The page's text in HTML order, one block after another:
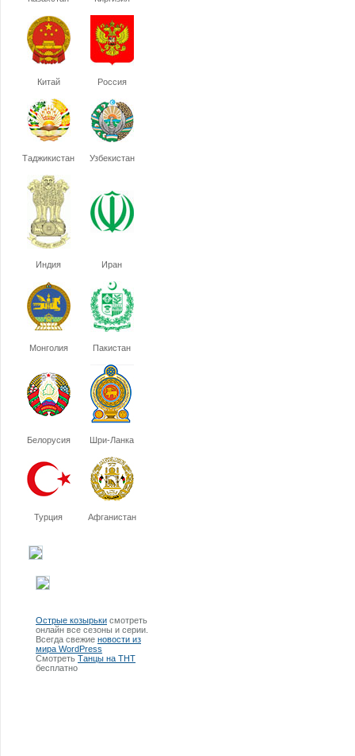
Китай Россия
Таджикистан Узбекистан
Индия Иран
Монголия Пакистан
Белорусия Шри-Ланка
Турция Афганистан
Острые козырьки смотреть
онлайн все сезоны и серии.
Всегда свежие новости из
мира WordPress
Смотреть Танцы на ТНТ
бесплатно